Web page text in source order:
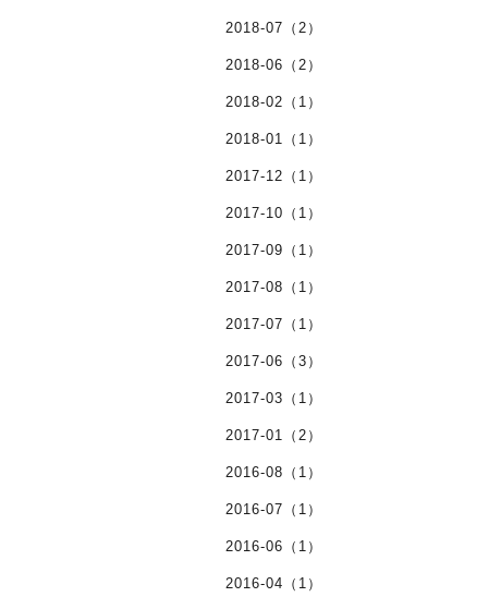
2018-07（2）
2018-06（2）
2018-02（1）
2018-01（1）
2017-12（1）
2017-10（1）
2017-09（1）
2017-08（1）
2017-07（1）
2017-06（3）
2017-03（1）
2017-01（2）
2016-08（1）
2016-07（1）
2016-06（1）
2016-04（1）